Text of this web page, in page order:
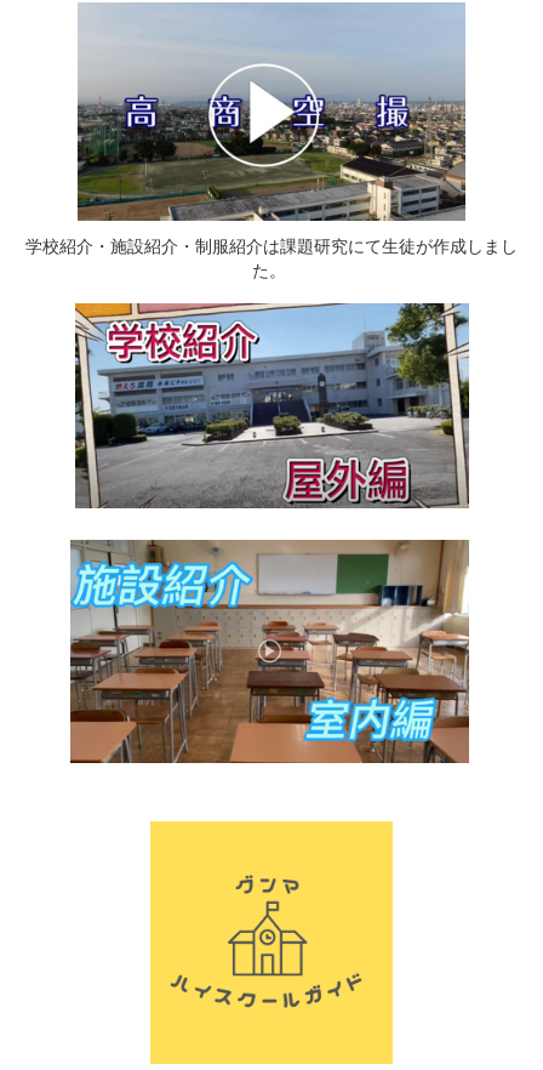
学校紹介・施設紹介・制服紹介は課題研究にて生徒が作成しまし
た。